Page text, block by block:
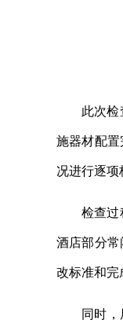
此次
施器材配
况进行逐项
检查过
酒店部分
改标准和完
同时